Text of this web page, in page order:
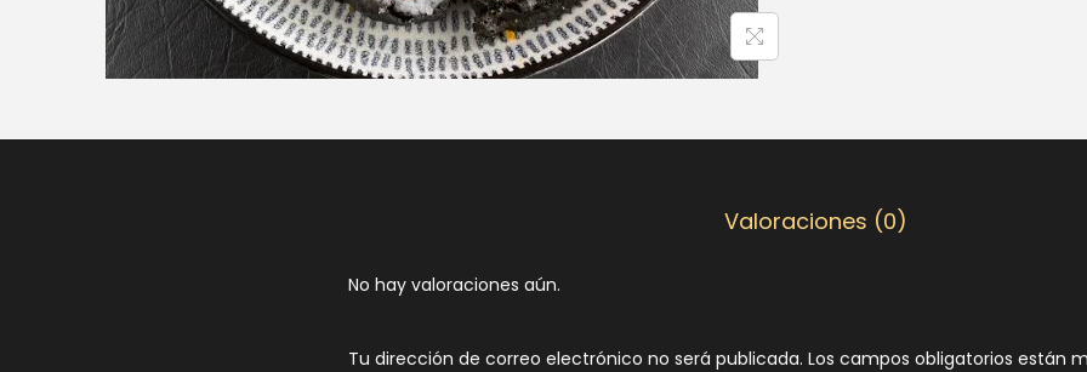
Valoraciones (0)
No hay valoraciones aún.
Tu dirección de correo electrónico no será publicada. Los campos obligatorios están